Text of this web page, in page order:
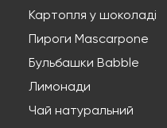
Картопля у шоколаді
Пироги Mascarpone
Бульбашки Babble
Лимонади
Чай натуральний